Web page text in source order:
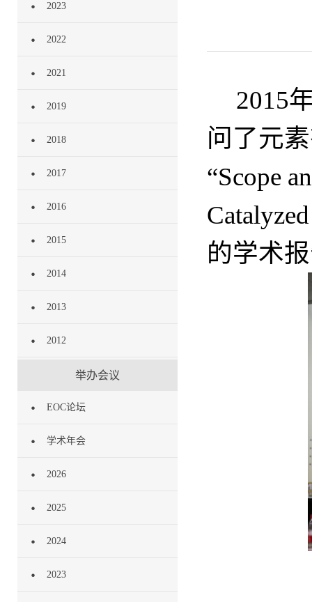
2023
2022
2021
2019
2018
2017
2016
2015
2014
2013
2012
举办会议
EOC论坛
学术年会
2026
2025
2024
2023
2015
问了元
“Scope
的学术